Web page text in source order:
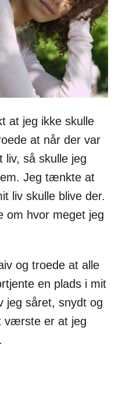
at jeg ikke skulle
at når der var
liv, så skulle jeg
Jeg tænkte at
liv skulle blive der.
om hvor meget jeg
og troede at alle
en plads i mit
jeg såret, snydt og
værste er at jeg